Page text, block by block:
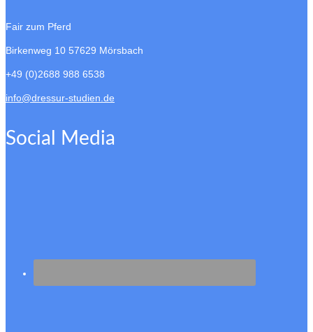
Fair zum Pferd
Birkenweg 10 57629 Mörsbach
+49 (0)2688 988 6538
info@dressur-studien.de
Social Media